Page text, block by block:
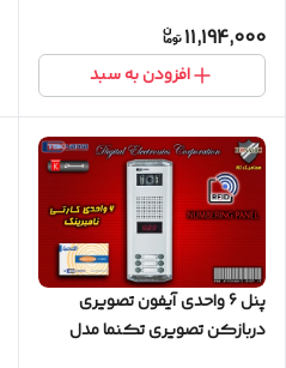
11,194,000
افزودن به سبد
پنل 6 واحدی آیفون تصویری
دربازکن تصویری تکنما مدل